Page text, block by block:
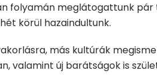
folyamán meglátogattunk
körül hazaindultunk.
más kultúrák
valamint új barátságok is